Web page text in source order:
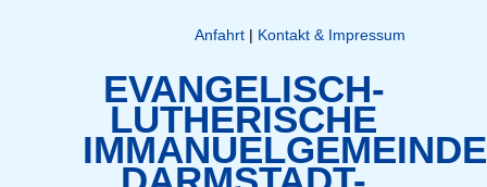
Anfahrt| Kontakt & Impressum
EVANGELISCH-
LUTHERISCHE
IMMANUELGEMEINDE